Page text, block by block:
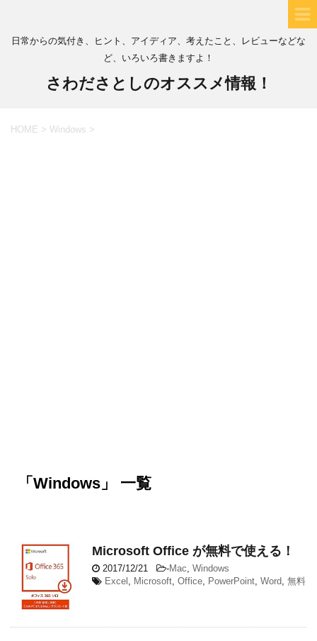
日常からの気付き、ヒント、アイディア、考えたこと、レビューなどな
ど、いろいろ書きますよ！
さわださとしのオススメ情報！
HOME > Windows >
「Windows」 一覧
Microsoft Office が無料で使える！
2017/12/21 -Mac, Windows
Excel , Microsoft, Office, PowerPoint, Word, 無料